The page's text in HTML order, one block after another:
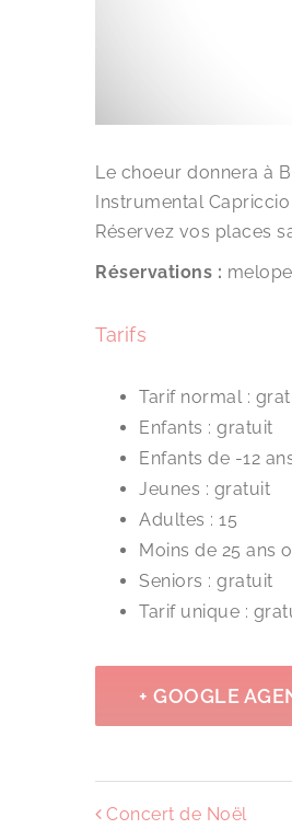
Le choeur donnera à
Instrumental
Réservez vos places
Réservations :
Tarifs
Tarif normal :
Enfants : gratuit
Enfants de -12
Jeunes : gratuit
Adultes : 15
Moins de 25 ans
Seniors : gratuit
Tarif unique :
+ GOOGLE
Concert de Noël